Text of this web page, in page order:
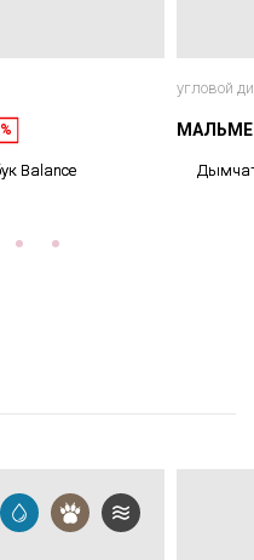
Balance
угловой